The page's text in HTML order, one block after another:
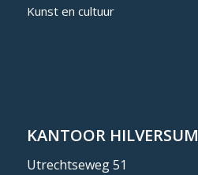
Kunst en cultuur
KANTOOR HILVERSUM
Utrechtseweg 51